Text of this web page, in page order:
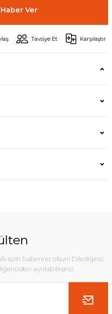
Ver
Tavsiye Et Karşılaştır
sizin haberiniz olsun! Dilediğiniz
ayrılabilirsiniz.